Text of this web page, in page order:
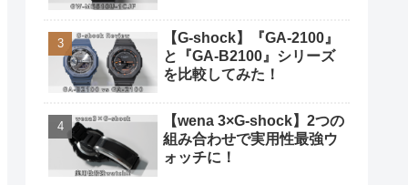
【G-shock】『GA-2100』
と『GA-B2100』シリーズ
を比較してみた！
【wena 3×G-shock】2つの
組み合わせで実用性最強ウ
ォッチに！